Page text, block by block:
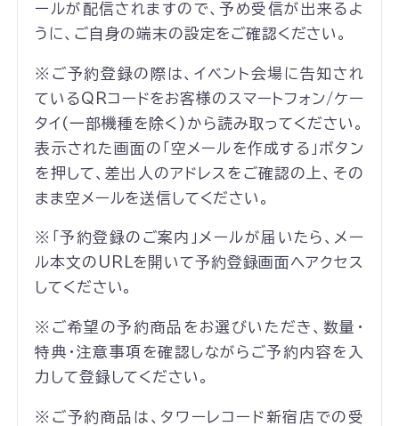
ールが配信されますので、予め受信が出来るよ
うに、ご自身の端末の設定をご確認ください。
※ご予約登録の際は、イベント会場に告知され
ているQRコードをお客様のスマートフォン/ケー
タイ(一部機種を除く)から読み取ってください。
表示された画面の「空メールを作成する」ボタン
を押して、差出人のアドレスをご確認の上、その
まま空メールを送信してください。
※「予約登録のご案内」メールが届いたら、メー
ル本文のURLを開いて予約登録画面へアクセス
してください。
※ご希望の予約商品をお選びいただき、数量・
特典・注意事項を確認しながらご予約内容を入
力して登録してください。
※ご予約商品は、タワーレコード新宿店での受